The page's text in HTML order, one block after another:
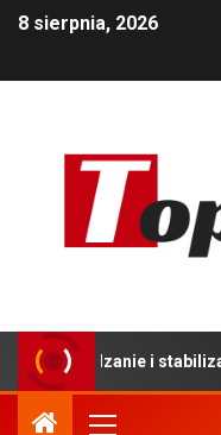
8 sierpnia, 2026
i stabilizacja